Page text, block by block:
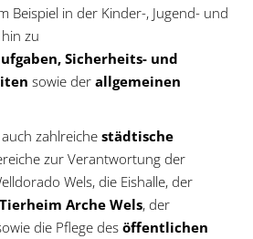
Beispiel in der Kinder-, Jugend- und
zu
Sicherheits- und
sowie der allgemeinen
zahlreiche städtische
zur Verantwortung der
Wels, die Eishalle, der
Tierheim Arche Wels, der
die Pflege desöffentlichen